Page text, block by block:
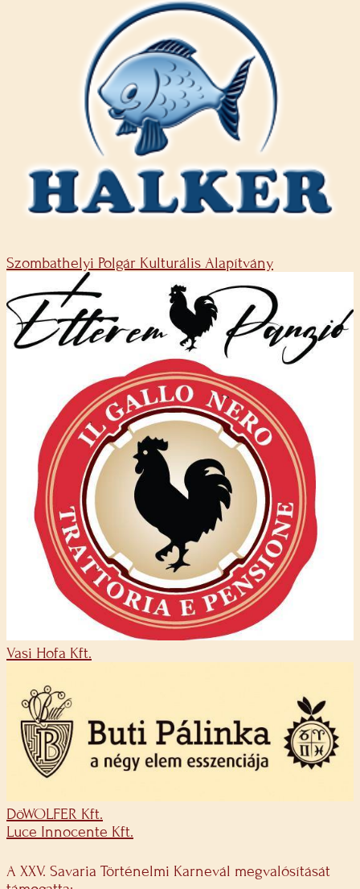
Szombathelyi Polgár Kulturális Alapítvány
Vasi Hofa Kft.
DöWOLFER Kft.
Luce Innocente Kft.
A XXV. Savaria Történelmi Karnevál megvalósítását